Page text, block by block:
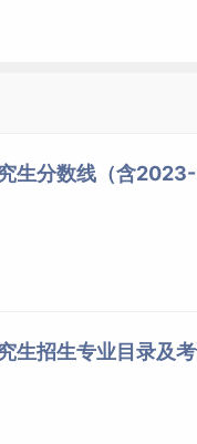
生分数线（含2023-
生招生专业目录及考